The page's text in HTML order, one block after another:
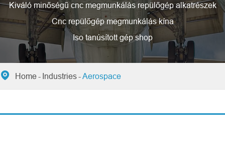
Kiváló minőségű cnc megmunkálás repülőgép alkatrészek
Cnc repülőgép megmunkálás kína
Iso tanúsított gép shop
 Home Industries Aerospace